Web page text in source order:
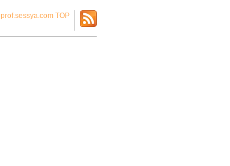
prof.sessya.com TOP